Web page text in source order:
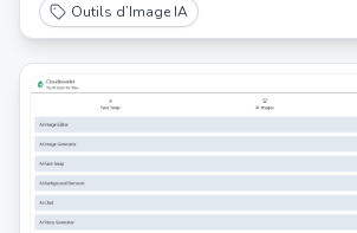
Outils d’Image IA